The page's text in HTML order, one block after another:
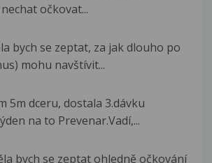
očkovat...
bych se zeptat, za jak dlouho po
mohu navštívit...
5m dceru, dostala 3.dávku
na to Prevenar.Vadí,...
bych se zeptat ohledně očkování